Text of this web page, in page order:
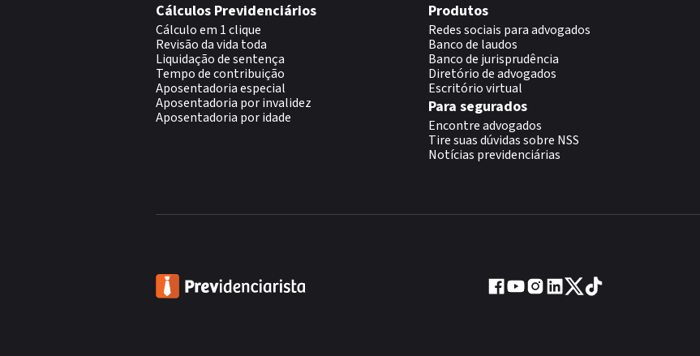
Cálculos Previdenciários
Cálculo em 1 clique
Revisão da vida toda
Liquidação de sentença
Tempo de contribuição
Aposentadoria especial
Aposentadoria por invalidez
Aposentadoria por idade
Produtos
Redes sociais para advogados
Banco de laudos
Banco de jurisprudência
Diretório de advogados
Escritório virtual
Para segurados
Encontre advogados
Tire suas dúvidas sobre NSS
Notícias previdenciárias